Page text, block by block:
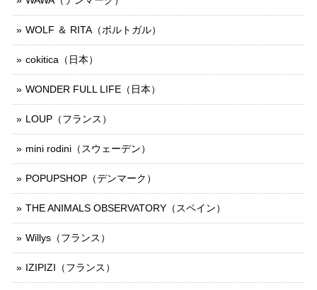
WOLF ＆ RITA（ポルトガル）
cokitica（日本）
WONDER FULL LIFE（日本）
LOUP（フランス）
mini rodini（スウェーデン）
POPUPSHOP（デンマーク）
THE ANIMALS OBSERVATORY（スペイン）
Willys（フランス）
IZIPIZI（フランス）